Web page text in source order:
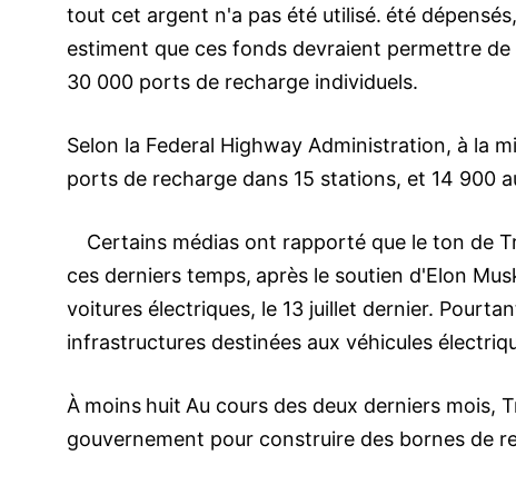
tout cet argent n'a pas été utilisé. été
estiment que ces fonds devraient permettre
30 000 ports de recharge individuels.
Selon la Federal Highway Administration, à la
ports de recharge dans 15 stations, et 14 900
Certains médias ont rapporté que le ton de
ces derniers temps, après le soutien d'Elon
voitures électriques, le 13 juillet dernier.
infrastructures destinées aux véhicules
À moins huit Au cours des deux derniers mois,
gouvernement pour construire des bornes de